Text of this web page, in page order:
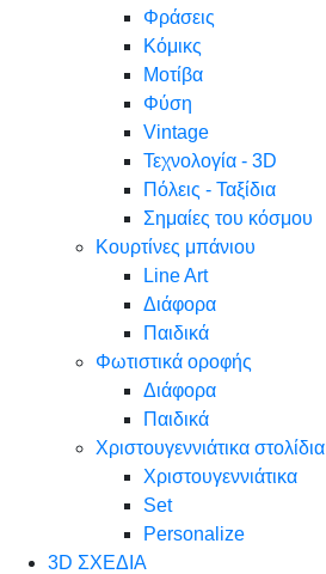
Φράσεις
Κόμικς
Μοτίβα
Φύση
Vintage
Τεχνολογία - 3D
Πόλεις - Ταξίδια
Σημαίες του κόσμου
Κουρτίνες μπάνιου
Line Art
Διάφορα
Παιδικά
Φωτιστικά οροφής
Διάφορα
Παιδικά
Χριστουγεννιάτικα στολίδια
Χριστουγεννιάτικα
Set
Personalize
3D ΣΧΕΔΙΑ